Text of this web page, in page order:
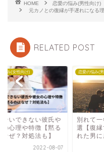
HOME
恋愛の悩み(男性向け)
元カノとの復縁が手遅れになる
RELATED POST
悩み(女性向け)
合いできない彼氏や
の心理や特徴【黙る
なぜ？対処法も】
2022-08-07
恋愛の悩み(
別れて
選【復
れた男に